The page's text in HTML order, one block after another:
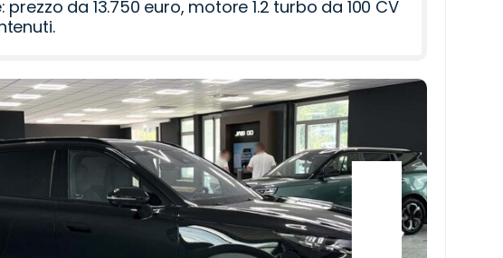
da 13.750 euro, motore 1.2 turbo da 100 CV